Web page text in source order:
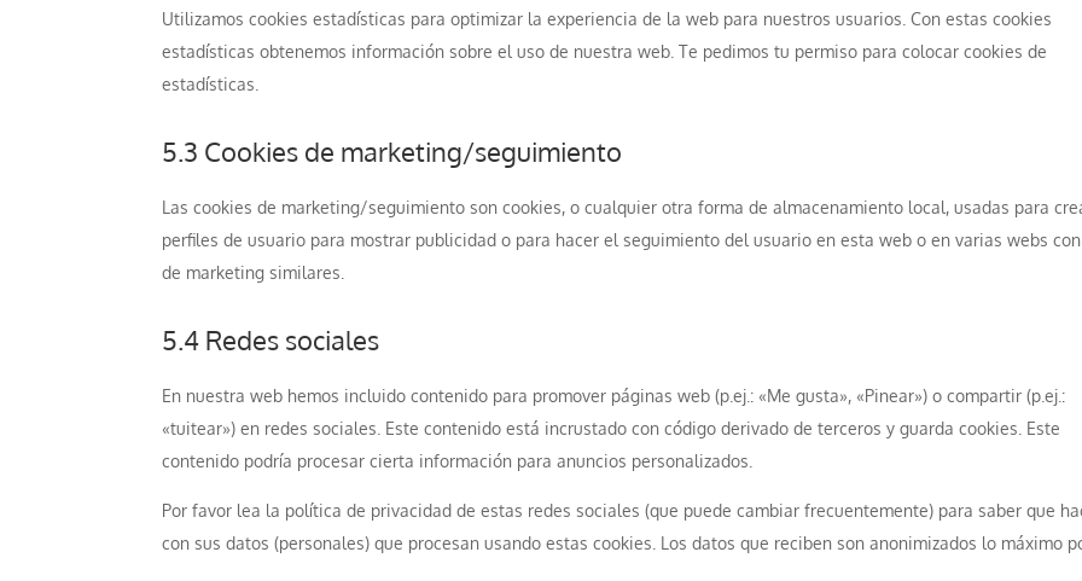
Utilizamos cookies estadísticas para optimizar la experiencia de la web para nuestros usuarios. Con estas cookies
estadísticas obtenemos información sobre el uso de nuestra web. Te pedimos tu permiso para colocar cookies de
estadísticas.
5.3 Cookies de marketing/seguimiento
Las cookies de marketing/seguimiento son cookies, o cualquier otra forma de almacenamiento local, usadas para
perfiles de usuario para mostrar publicidad o para hacer el seguimiento del usuario en esta web o en varias webs
de marketing similares.
5.4 Redes sociales
En nuestra web hemos incluido contenido para promover páginas web (p.ej.: «Me gusta», «Pinear») o compartir (p.ej.:
«tuitear») en redes sociales. Este contenido está incrustado con código derivado de terceros y guarda cookies. Este
contenido podría procesar cierta información para anuncios personalizados.
Por favor lea la política de privacidad de estas redes sociales (que puede cambiar frecuentemente) para saber que
con sus datos (personales) que procesan usando estas cookies. Los datos que reciben son anonimizados lo máximo